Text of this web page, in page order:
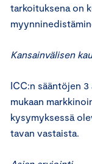
tarkoituksena on
Kansainvälisen
ICC:n sääntöjen
mukaan
kysymyksessä
tavan vastaista.